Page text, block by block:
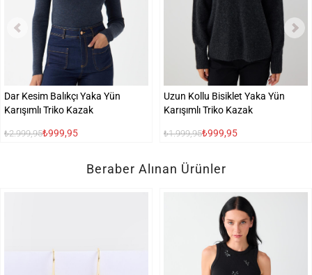
Dar Kesim Balıkçı Yaka Yün
Karışımlı Triko Kazak
₺2.999,95₺999,95
Uzun Kollu Bisiklet Yaka Yün
Karışımlı Triko Kazak
₺1.999,95₺999,95
Beraber Alınan Ürünler